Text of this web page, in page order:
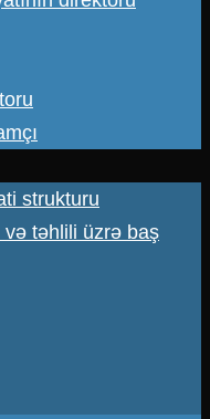
strukturu
təhlili üzrə baş